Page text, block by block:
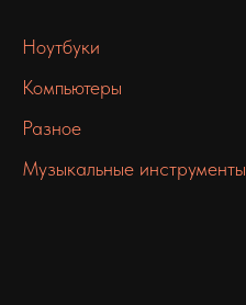
Ноутбуки
Компьютеры
Разное
Музыкальные инструменты